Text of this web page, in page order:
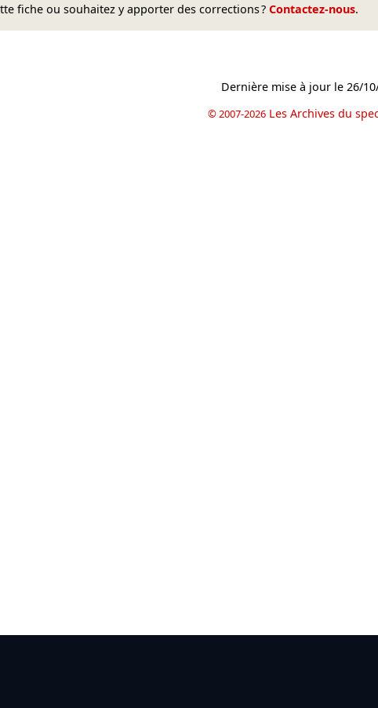
fiche ou souhaitez y apporter des corrections ? Contactez-nous.
Dernière mise à jour le26/
© 2007-2026 Les Archives du